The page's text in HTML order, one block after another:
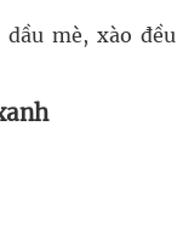
mè, xào đều